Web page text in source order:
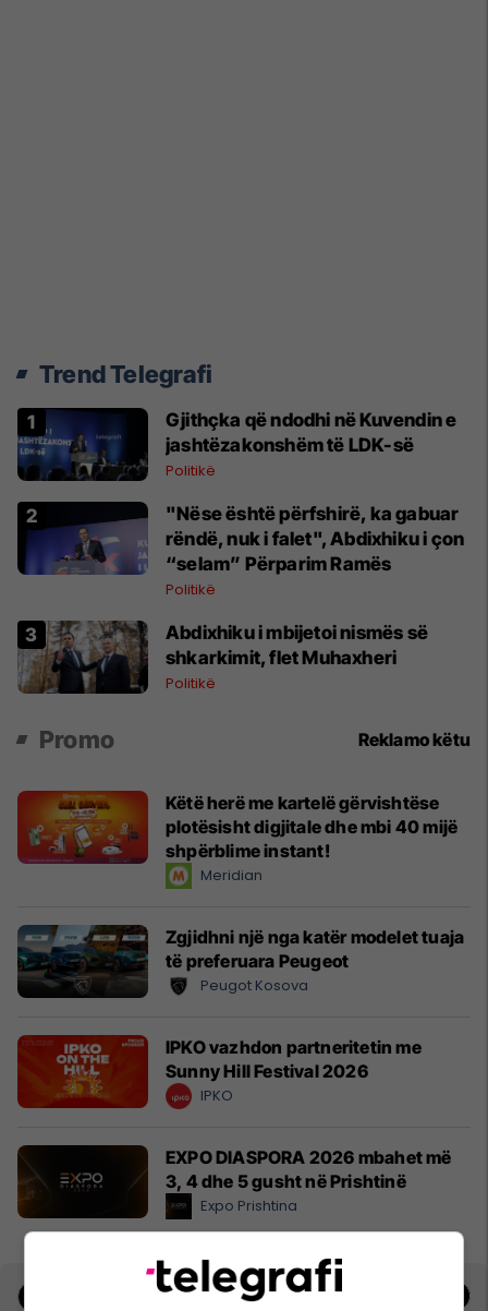
Trend Telegrafi
Gjithçka që ndodhi në Kuvendin e
jashtëzakonshëm të LDK-së
Politikë
"Nëse është përfshirë, ka gabuar
rëndë, nuk i falet", Abdixhiku i çon
“selam” Përparim Ramës
Politikë
Abdixhiku i mbijetoi nismës së
shkarkimit, flet Muhaxheri
Politikë
Promo Reklamo këtu
Këtë herë me kartelë gërvishtëse
plotësisht digjitale dhe mbi 40 mijë
shpërblime instant!
Meridian
Zgjidhni një nga katër modelet tuaja
të preferuara Peugeot
Peugot Kosova
IPKO vazhdon partneritetin me
Sunny Hill Festival 2026
IPKO
EXPO DIASPORA 2026 mbahet më
3, 4 dhe 5 gusht në Prishtinë
Expo Prishtina
Real Estate